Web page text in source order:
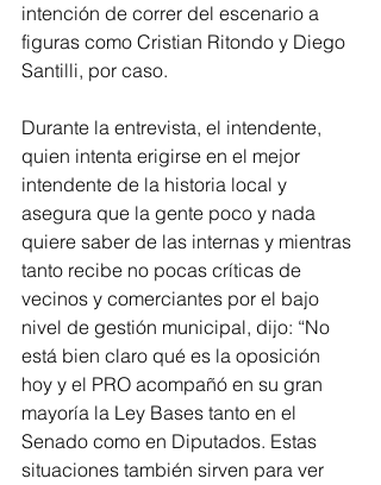
intención de correr del escenario a
figuras como Cristian Ritondo y Diego
Santilli, por caso.
Durante la entrevista, el intendente,
quien intenta erigirse en el mejor
intendente de la historia local y
asegura que la gente poco y nada
quiere saber de las internas y mientras
tanto recibe no pocas críticas de
vecinos y comerciantes por el bajo
nivel de gestión municipal, dijo: “No
está bien claro qué es la oposición
hoy y el PRO acompañó en su gran
mayoría la Ley Bases tanto en el
Senado como en Diputados. Estas
situaciones también sirven para ver